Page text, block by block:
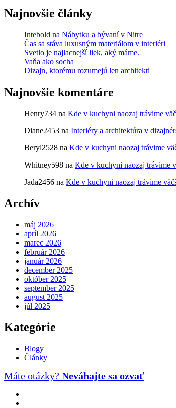
Najnovšie články
Intebold na Nábytku a bývaní v Nitre
Čas sa stáva luxusným materiálom v interiéri
Svetlo je najlacnejší liek, aký máme.
Vaňa ako socha
Dizajn, ktorému rozumejú len architekti
Najnovšie komentáre
Henry734 na Kde v kuchyni naozaj trávime
Diane2453 na Interiéry a architektúra v
Beryl2528 na Kde v kuchyni naozaj trávime
Whitney598 na Kde v kuchyni naozaj trávime
Jada2456 na Kde v kuchyni naozaj trávime
Archív
máj 2026
apríl 2026
marec 2026
február 2026
január 2026
december 2025
október 2025
september 2025
august 2025
júl 2025
Kategórie
Blogy
Články
Máte otázky? Neváhajte sa ozvať